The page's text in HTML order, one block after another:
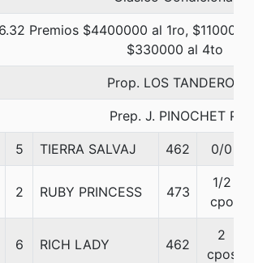
Premios $4400000 al 1ro,
$330000 al 4to
Prop. LOS TANDEROS
Prep. J. PINOCHET P.
5 TIERRA SALVAJ 462 0/0
2 RUBY PRINCESS 473
1/2
cpo
6 RICH LADY 462
2
cpos